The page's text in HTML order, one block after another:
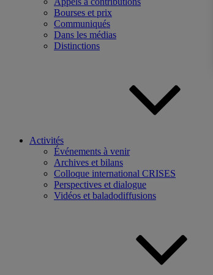
Bourses et prix
Communiqués
Dans les médias
Distinctions
Activités
Événements à venir
Archives et bilans
Colloque international CRISES
Perspectives et dialogue
Vidéos et baladodiffusions